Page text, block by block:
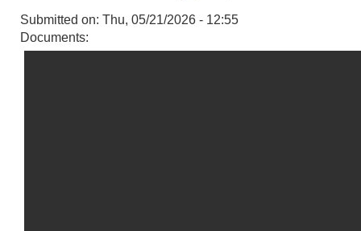
Submitted on: Thu, 05/21/2026 - 12:55
Documents: